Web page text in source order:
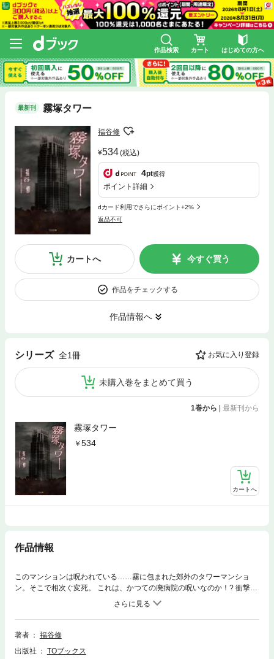
作品検索 カート はじめての方へ
最新刊 霧塚タワー
福谷修
534(税込)
4pt獲得
ポイント詳細
dカード利用でさらにポイント+2%
返品不可
カートへ 今すぐ買う
作品をチェックする
作品情報へ
シリーズ 全1冊 お気に入り登録
未購入巻をまとめて買う
1巻から 最新刊から
霧塚タワー
534
カートへ
作品情報
このマンションは呪われている……霧に包まれた郊外のタワーマンショ
ン。そこで相次ぐ変死。 これは、かつての廃病院の呪いなのか！? 衝撃の
都市伝説ホラー！【あらすじ】女子中学生、瑞菜が引っ越してきた郊外の
タワーマンション。格安の物件は一見理想的に思えたが、かつてその場所
にはいわくつきの心霊スポットで知られた廃病院があったという。やがて
マンションで続発する、おぞましい変死や怪死事件。死の連鎖は、瑞菜と
本当に〈廃病院の呪い〉なのか?だとしたら、いったいそこで何が起きて
著者
福谷修
出版社
TOブックス